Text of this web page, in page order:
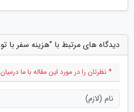
دیدگاه های مرتبط با "هزینه سفر با تور
* نظرتان را در مورد این مقاله با ما